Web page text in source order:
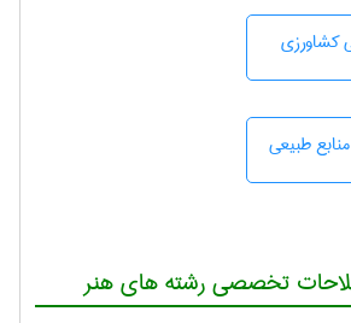
كشاورزی
طبيعی
تخصصی رشته های هنر